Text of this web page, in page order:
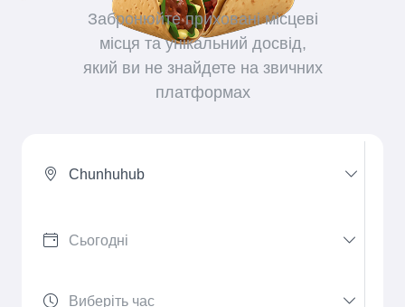
Забронюйте приховані місцеві
місця та унікальний досвід,
який ви не знайдете на звичних
платформах
Chunhuhub